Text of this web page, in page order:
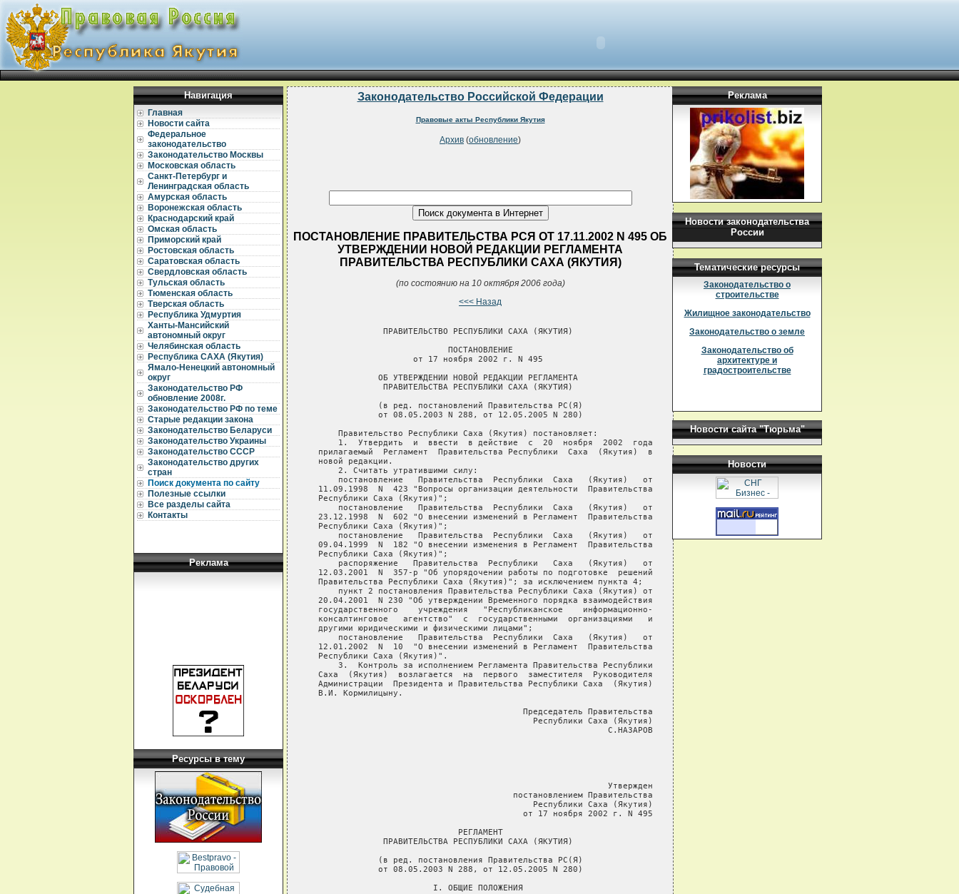
Навигация
Главная
Новости сайта
Федеральное
законодательство
Законодательство Москвы
Московская область
Санкт-Петербург и
Ленинградская область
Амурская область
Воронежская область
Краснодарский край
Омская область
Приморский край
Ростовская область
Саратовская область
Свердловская область
Тульская область
Тюменская область
Тверская область
Республика Удмуртия
Ханты-Мансийский
автономный округ
Челябинская область
Республика САХА (Якутия)
Ямало-Ненецкий автономный
округ
Законодательство РФ
обновление 2008г.
Законодательство РФ по теме
Старые редакции закона
Законодательство Беларуси
Законодательство Украины
Законодательство СССР
Законодательство других
стран
Поиск документа по сайту
Полезные ссылки
Все разделы сайта
Контакты
Реклама
Ресурсы в тему
Законодательство Российской Федерации
Правовые акты Республики Якутия
Архив (обновление)
ПОСТАНОВЛЕНИЕ ПРАВИТЕЛЬСТВА РСЯ ОТ 17.11.2002 N 495 ОБ
УТВЕРЖДЕНИИ НОВОЙ РЕДАКЦИИ РЕГЛАМЕНТА
ПРАВИТЕЛЬСТВА РЕСПУБЛИКИ САХА (ЯКУТИЯ)
(по состоянию на 10 октября 2006 года)
<<< Назад
Реклама
Новости законодательства
России
Тематические ресурсы
Законодательство о
строительстве
Жилищное законодательство
Законодательство о земле
Законодательство об
архитектуре и
градостроительстве
Новости сайта "Тюрьма"
Новости